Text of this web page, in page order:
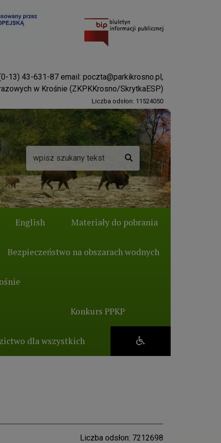
13) 43-631-87 email: poczta@parkikrosno.pl,
w Krośnie (ZKPKKrosno/SkrytkaESP)
Liczba odsłon: 11524050
Wyszukiwarka
English Materiały do pobrania
Bezpieczeństwo na obszarach wodnych
Konkurs PPKP
dla wszystkich
Liczba odsłon: 7212698